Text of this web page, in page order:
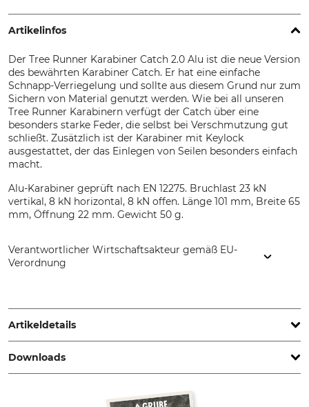
Artikelinfos
Der Tree Runner Karabiner Catch 2.0 Alu ist die neue Version
des bewährten Karabiner Catch. Er hat eine einfache
Schnapp-Verriegelung und sollte aus diesem Grund nur zum
Sichern von Material genutzt werden. Wie bei all unseren
Tree Runner Karabinern verfügt der Catch über eine
besonders starke Feder, die selbst bei Verschmutzung gut
schließt. Zusätzlich ist der Karabiner mit Keylock
ausgestattet, der das Einlegen von Seilen besonders einfach
macht.
Alu-Karabiner geprüft nach EN 12275. Bruchlast 23 kN
vertikal, 8 kN horizontal, 8 kN offen. Länge 101 mm, Breite 65
mm, Öffnung 22 mm. Gewicht 50 g.
Verantwortlicher Wirtschaftsakteur gemäß EU-
Verordnung
Germany, www.lacd.de
Artikeldetails
Norm
EN 12275
Tree Runner
Modellbezeichnung
Downloads
Konformitätserklärung | EU-DoC_Tree-Runner_de_24032022.pdf